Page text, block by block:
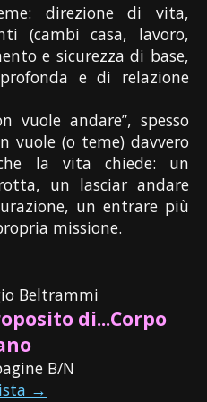
direzione di vita,
(cambi casa, lavoro,
e sicurezza di base,
e di relazione
vuole andare”, spesso
vuole (o teme) davvero
la vita chiede: un
un lasciar andare
un entrare più
missione.
Beltrammi
di...Corpo
B/N
→